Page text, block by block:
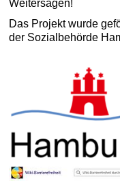
Weitersagen!
Das Projekt wurde
der Sozialbehörde